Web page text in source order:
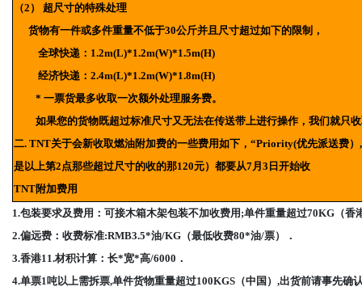
（2） 超尺寸的特殊处理
货物有一件或多件重量不低于30公斤并且尺寸超过如下的限制，
全球快递：1.2m(L)*1.2m(W)*1.5m(H)
经济快递：2.4m(L)*1.2m(W)*1.8m(H)
* 一票货最多收取一次额外处理服务费。
如果您的货物既超过标准尺寸又无法在传送带上进行操作，我们就只收
二. TNT关于会新收取燃油附加费的一些费用如下，“Priority(优先派送费）
是以上第2点那些超过尺寸的收的那120元）都要从7月3日开始收
TNT附加费用
1.包装要求及费用：可接木箱木架包装不加收费用;单件重量超过70KG（
2.偏远费：收费标准:RMB3.5*油/KG（最低收费80*油/票）．
3.香港11.材积计算：长*宽*高/6000．
4.单票1吨以上需拆票,单件货物重量超过100KGS（中国）,出货前请事先确